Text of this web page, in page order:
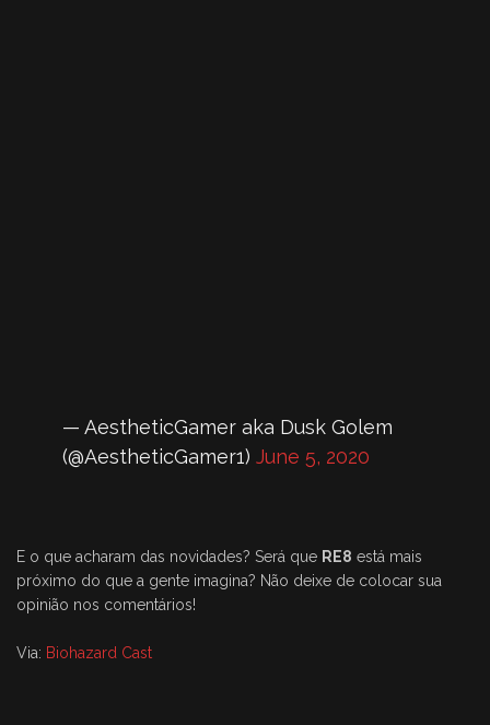
— AestheticGamer aka Dusk Golem
(@AestheticGamer1) June 5, 2020
E o que acharam das novidades? Será que RE8 está mais
próximo do que a gente imagina? Não deixe de colocar sua
opinião nos comentários!
Via: Biohazard Cast